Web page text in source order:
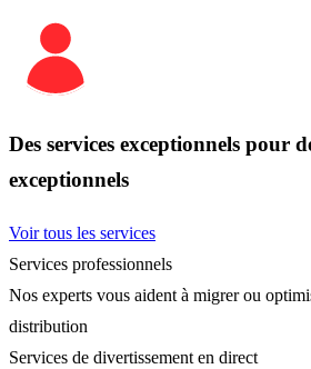
Des services exceptionnels pour
exceptionnels
Voir tous les services
Services professionnels
Nos experts vous aident à migrer ou
distribution
Services de divertissement en direct